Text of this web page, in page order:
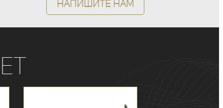
Напишите нам